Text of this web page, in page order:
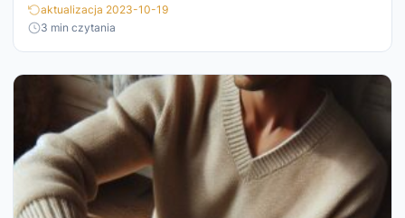
aktualizacja 2023-10-19
3 min czytania